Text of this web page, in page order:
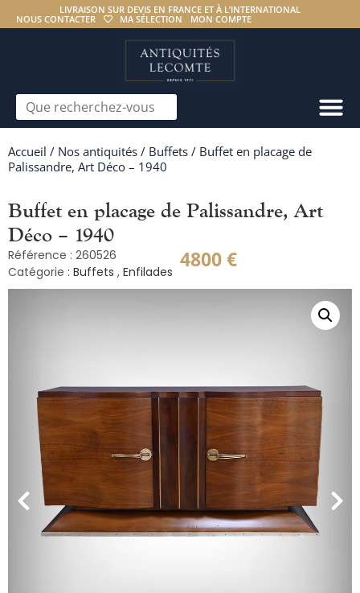
LIVRAISON SUR DEVIS EN FRANCE ET À L’INTERNATIONAL
NOUS CONTACTER
MA SÉLECTION MON COMPTE
Accueil / Nos antiquités / Buffets / Buffet en placage de
Palissandre, Art Déco – 1940
Buffet en placage de Palissandre, Art
Déco – 1940
Référence : 260526
Catégorie : Buffets , Enfilades 4800€